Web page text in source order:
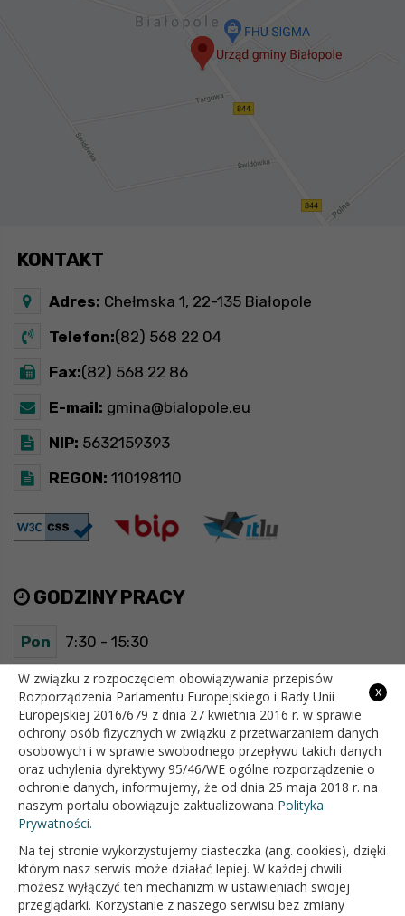
KONTAKT
Adres: Chełmska 1, 22-135 Białopole
Telefon:(82) 568 22 04
Fax:(82) 568 22 86
E-mail: gmina@bialopole.eu
NIP: 5632159393
REGON: 110198110
GODZINY PRACY
Pon 7:30 - 15:30
Wt 7:30 - 15:30
Śr 7:30 - 15:30
Czw 7:30 - 15:30
Pt 7:30 - 15:30
OFICJALNY SERWIS INTERNETOWY GMINY BIAŁOPOLE
x
W związku z rozpoczęciem obowiązywania przepisów
Rozporządzenia Parlamentu Europejskiego i Rady Unii
Europejskiej 2016/679 z dnia 27 kwietnia 2016 r. w sprawie
ochrony osób fizycznych w związku z przetwarzaniem danych
osobowych i w sprawie swobodnego przepływu takich danych
oraz uchylenia dyrektywy 95/46/WE ogólne rozporządzenie o
ochronie danych, informujemy, że od dnia 25 maja 2018 r. na
naszym portalu obowiązuje zaktualizowana Polityka
Prywatności.
Na tej stronie wykorzystujemy ciasteczka (ang. cookies), dzięki
którym nasz serwis może działać lepiej. W każdej chwili
możesz wyłączyć ten mechanizm w ustawieniach swojej
przeglądarki. Korzystanie z naszego serwisu bez zmiany